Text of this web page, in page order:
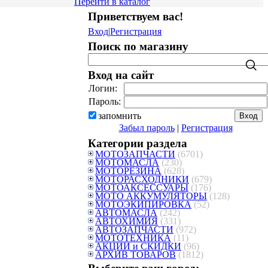
Приветствуем вас!
Вход|Регистрация
Поиск по магазину
Вход на сайт
Логин:
Пароль:
запомнить
Забыл пароль| Регистрация
Категории раздела
МОТОЗАПЧАСТИ (6701)
МОТОМАСЛА (230)
МОТОРЕЗИНА (628)
МОТОРАСХОДНИКИ (679)
МОТОАКСЕССУАРЫ (176)
МОТО АККУМУЛЯТОРЫ (128)
МОТОЭКИПИРОВКА (52)
АВТОМАСЛА (242)
АВТОХИМИЯ (331)
АВТОЗАПЧАСТИ (972)
МОТОТЕХНИКА (11)
АКЦИИ и СКИДКИ (96)
АРХИВ ТОВАРОВ (1812)